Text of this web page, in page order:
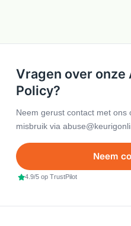
Vragen over onze
Policy?
Neem gerust contact met ons
misbruik via
Neem
4.9/5 op TrustPilot